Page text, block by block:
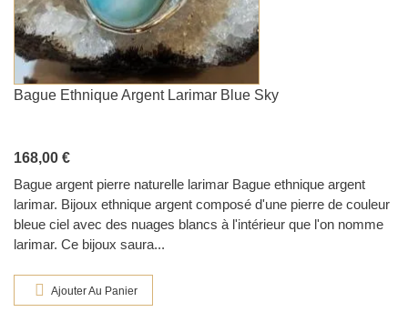
Bague Ethnique Argent Larimar Blue Sky
168,00 €
Bague argent pierre naturelle larimar Bague ethnique argent
larimar. Bijoux ethnique argent composé d'une pierre de couleur
bleue ciel avec des nuages blancs à l'intérieur que l'on nomme
larimar. Ce bijoux saura...
Ajouter Au Panier